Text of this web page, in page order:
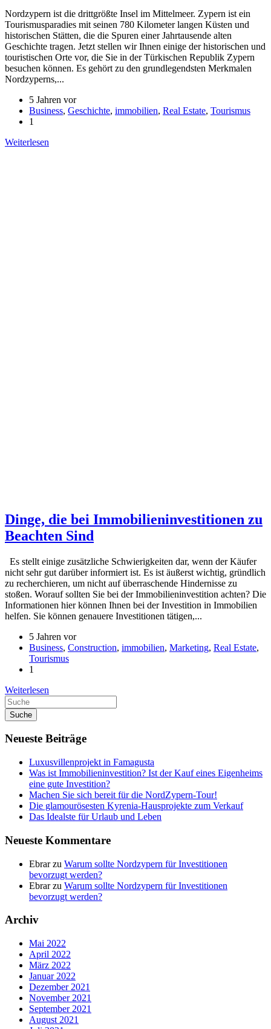
Nordzypern ist die drittgrößte Insel im Mittelmeer. Zypern ist ein
Tourismusparadies mit seinen 780 Kilometer langen Küsten und
historischen Stätten, die die Spuren einer Jahrtausende alten
Geschichte tragen. Jetzt stellen wir Ihnen einige der historischen und
touristischen Orte vor, die Sie in der Türkischen Republik Zypern
besuchen können. Es gehört zu den grundlegendsten Merkmalen
Nordzyperns,...
5 Jahren vor
Business, Geschichte, immobilien, Real Estate, Tourismus
1
Weiterlesen
Dinge, die bei Immobilieninvestitionen zu
Beachten Sind
Es stellt einige zusätzliche Schwierigkeiten dar, wenn der Käufer
nicht sehr gut darüber informiert ist. Es ist äußerst wichtig, gründlich
zu recherchieren, um nicht auf überraschende Hindernisse zu
stoßen. Worauf sollten Sie bei der Immobilieninvestition achten? Die
Informationen hier können Ihnen bei der Investition in Immobilien
helfen. Sie können genauere Investitionen tätigen,...
5 Jahren vor
Business, Construction, immobilien, Marketing, Real Estate,
Tourismus
1
Weiterlesen
Suche
Neueste Beiträge
Luxusvillenprojekt in Famagusta
Was ist Immobilieninvestition? Ist der Kauf eines Eigenheims
eine gute Investition?
Machen Sie sich bereit für die NordZypern-Tour!
Die glamourösesten Kyrenia-Hausprojekte zum Verkauf
Das Idealste für Urlaub und Leben
Neueste Kommentare
Ebrarzu Warum sollte Nordzypern für Investitionen
bevorzugt werden?
Ebrarzu Warum sollte Nordzypern für Investitionen
bevorzugt werden?
Archiv
Mai 2022
April 2022
März 2022
Januar 2022
Dezember 2021
November 2021
September 2021
August 2021